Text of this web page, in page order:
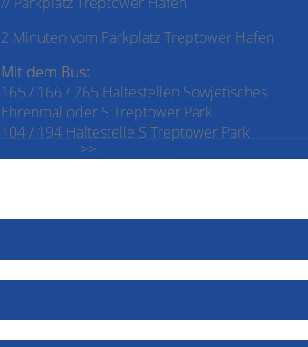
2 Minuten vom Parkplatz Treptower Hafen
Mit dem Bus:
165 / 166 / 265 Haltestellen Sowjetisches
Ehrenmal oder S Treptower Park
104 / 194 Haltestelle S Treptower Park
>>